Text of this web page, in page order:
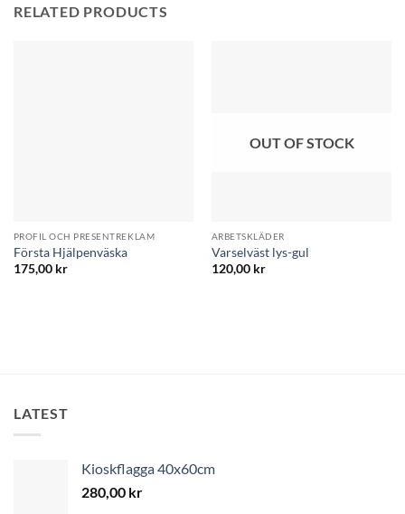
RELATED PRODUCTS
PROFIL OCH PRESENTREKLAM
Första Hjälpenväska
175,00 kr
OUT OF STOCK
ARBETSKLÄDER
Varselväst lys-gul
120,00 kr
LATEST
Kioskflagga 40x60cm
280,00 kr